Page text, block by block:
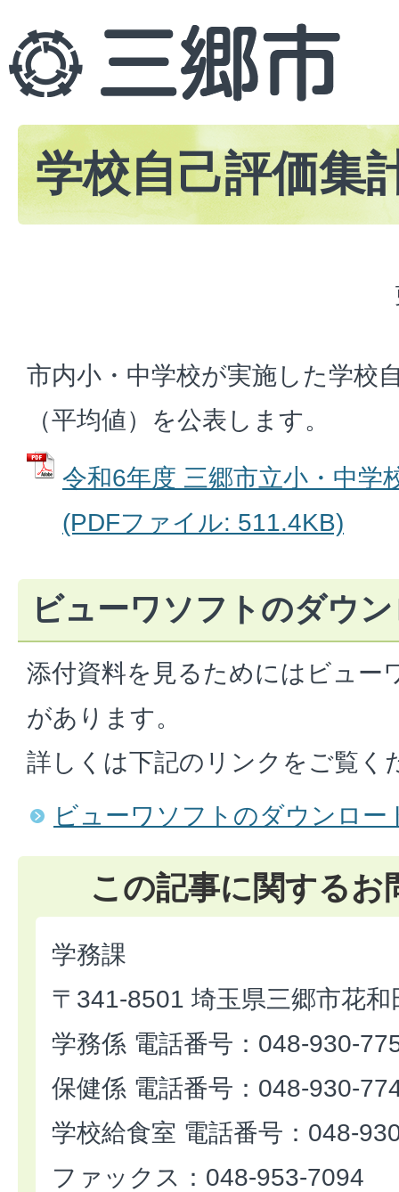
学校自己評価集
市内小・中学校が実施した学校
（平均値）を公表します。
令和6年度 三郷市立小・中学
(PDFファイル: 511.4KB)
ビューワソフトのダウ
添付資料を見るためにはビュー
があります。
詳しくは下記のリンクをご覧く
ビューワソフトのダウンロー
この記事に関するお
学務課
〒341-8501 埼玉県三郷市花
学務係 電話番号：048-930-
保健係 電話番号：048-930-
学校給食室 電話番号：048-
ファックス：048-953-7094